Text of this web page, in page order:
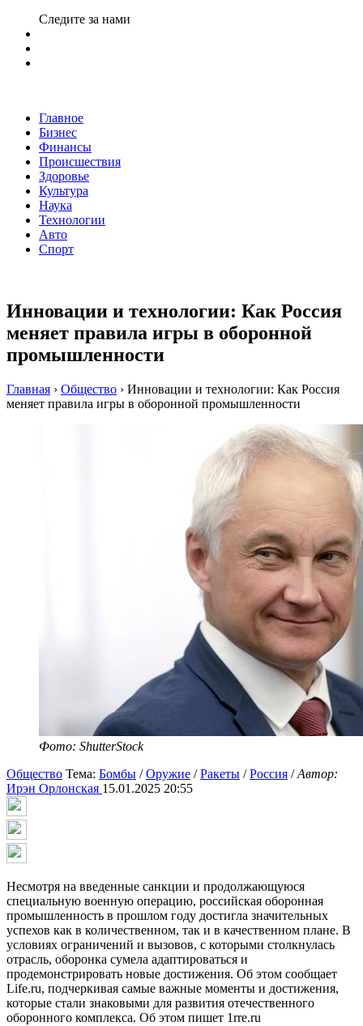
Следите за нами
Главное
Бизнес
Финансы
Происшествия
Здоровье
Культура
Наука
Технологии
Авто
Спорт
Инновации и технологии: Как Россия
меняет правила игры в оборонной
промышленности
Главная › Общество › Инновации и технологии: Как Россия
меняет правила игры в оборонной промышленности
Фото: ShutterStock
Общество Тема: Бомбы /Оружие /Ракеты /Россия /Автор:
Ирэн Орлонская 15.01.2025 20:55
Несмотря на введенные санкции и продолжающуюся
специальную военную операцию, российская оборонная
промышленность в прошлом году достигла значительных
успехов как в количественном, так и в качественном плане. В
условиях ограничений и вызовов, с которыми столкнулась
отрасль, оборонка сумела адаптироваться и
продемонстрировать новые достижения. Об этом сообщает
Life.ru, подчеркивая самые важные моменты и достижения,
которые стали знаковыми для развития отечественного
оборонного комплекса. Об этом пишет 1rre.ru